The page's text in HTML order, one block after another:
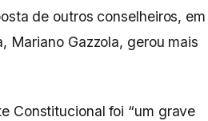
de outros conselheiros, em
Mariano Gazzola, gerou mais
Constitucional foi “um grave